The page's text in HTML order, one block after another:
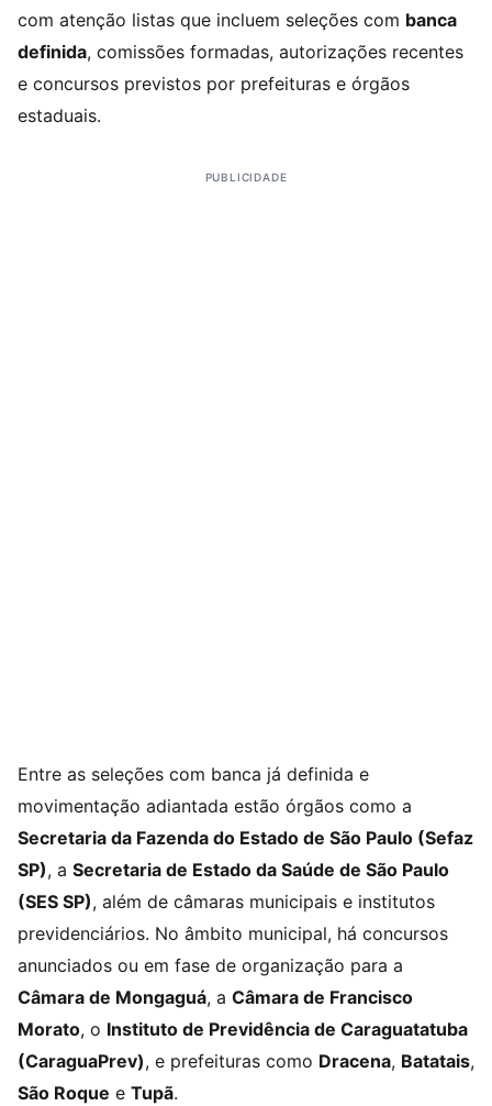
com atenção listas que incluem seleções com banca
definida, comissões formadas, autorizações recentes
e concursos previstos por prefeituras e órgãos
estaduais.
PUBLICIDADE
Entre as seleções com banca já definida e
movimentação adiantada estão órgãos como a
Secretaria da Fazenda do Estado de São Paulo (Sefaz
SP), a Secretaria de Estado da Saúde de São Paulo
(SES SP), além de câmaras municipais e institutos
previdenciários. No âmbito municipal, há concursos
anunciados ou em fase de organização para a
Câmara de Mongaguá, a Câmara de Francisco
Morato, o Instituto de Previdência de Caraguatatuba
(CaraguaPrev), e prefeituras como Dracena, Batatais,
São Roque e Tupã.